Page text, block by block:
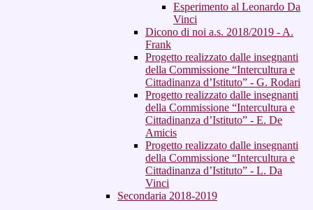
Esperimento al Leonardo Da
Vinci
Dicono di noi a.s. 2018/2019 - A.
Frank
Progetto realizzato dalle insegnanti
della Commissione “Intercultura e
Cittadinanza d’Istituto” - G. Rodari
Progetto realizzato dalle insegnanti
della Commissione “Intercultura e
Cittadinanza d’Istituto” - E. De
Amicis
Progetto realizzato dalle insegnanti
della Commissione “Intercultura e
Cittadinanza d’Istituto” - L. Da
Vinci
Secondaria 2018-2019